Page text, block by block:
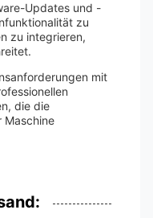
Updates und -
zu
zu integrieren,
mit
die die
Maschine